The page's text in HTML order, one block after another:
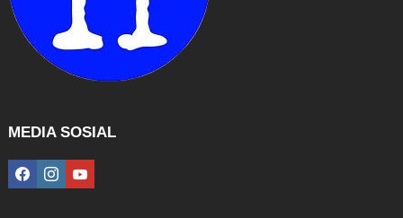
MEDIA SOSIAL
facebookinstagramyoutube